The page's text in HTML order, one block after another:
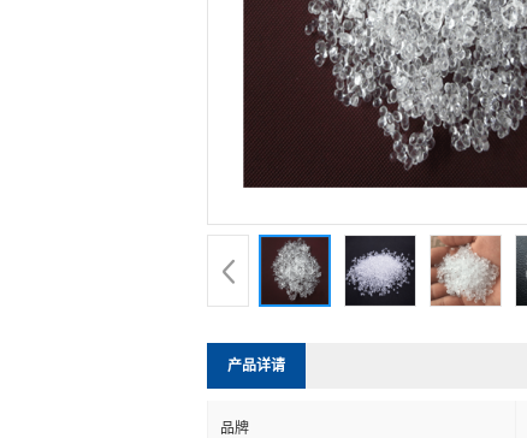
产品详请
品牌